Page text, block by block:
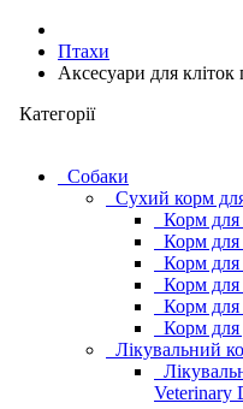
Птахи
Аксесуари для кліток
Категорії
Cобаки
Сухий корм
Корм для
Корм для
Корм для
Корм для
Корм для
Корм для
Лікувальний
Veterinary